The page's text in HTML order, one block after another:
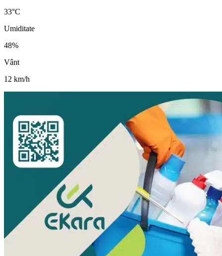
33°C
Umiditate
48%
Vânt
12 km/h